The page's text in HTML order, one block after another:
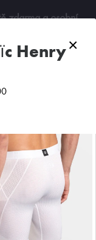
×
zdarma a osobní